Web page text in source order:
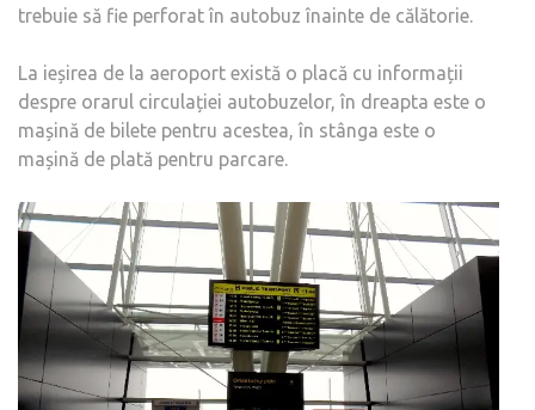
trebuie să fie perforat în autobuz înainte de călătorie.
La ieșirea de la aeroport există o placă cu informații
despre orarul circulației autobuzelor, în dreapta este o
mașină de bilete pentru acestea, în stânga este o
mașină de plată pentru parcare.